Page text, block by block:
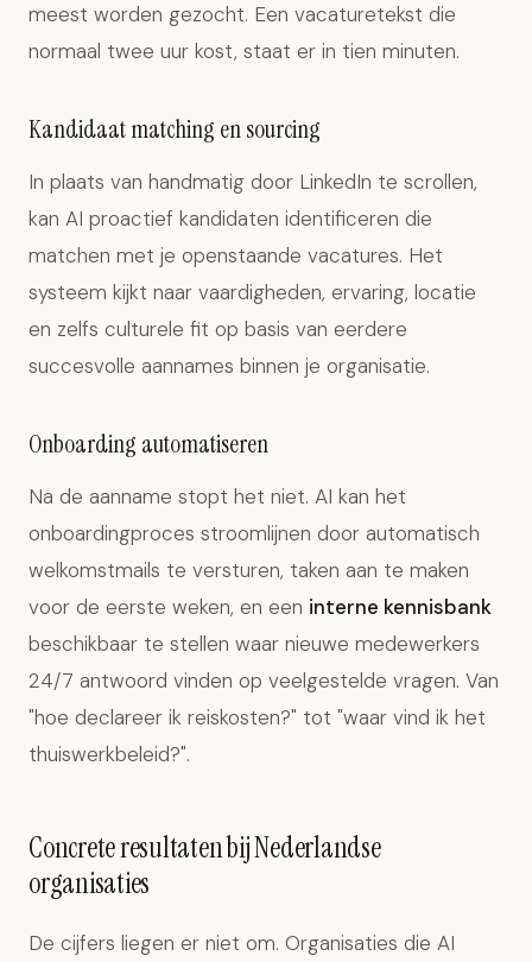
meest worden gezocht. Een vacaturetekst die
normaal twee uur kost, staat er in tien minuten.
Kandidaat matching en sourcing
In plaats van handmatig door LinkedIn te scrollen,
kan AI proactief kandidaten identificeren die
matchen met je openstaande vacatures. Het
systeem kijkt naar vaardigheden, ervaring, locatie
en zelfs culturele fit op basis van eerdere
succesvolle aannames binnen je organisatie.
Onboarding automatiseren
Na de aanname stopt het niet. AI kan het
onboardingproces stroomlijnen door automatisch
welkomstmails te versturen, taken aan te maken
voor de eerste weken, en een interne kennisbank
beschikbaar te stellen waar nieuwe medewerkers
24/7 antwoord vinden op veelgestelde vragen. Van
"hoe declareer ik reiskosten?" tot "waar vind ik het
thuiswerkbeleid?".
Concrete resultaten bij Nederlandse
organisaties
De cijfers liegen er niet om. Organisaties die AI